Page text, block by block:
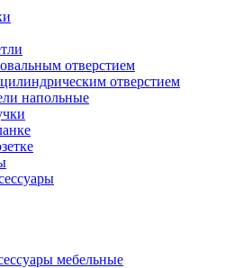
отверстием
отверстием
напольные
мебельные